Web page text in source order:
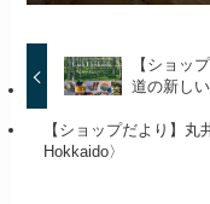
【ショッ
道の新し
【ショップだより】
Hokkaido〉